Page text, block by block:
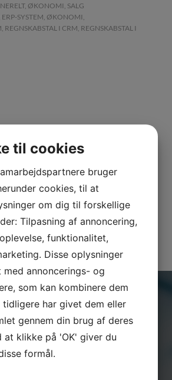
, ØKONOMI , SALG
ERP-SYSTEM, ØKONOMI ,
, REGNSKABSTAL I CRM, REGNSKABSTAL I
ét klik!
vælger mange SkyViewCRM
bedste CRM-platform til
rapportering.
end ringelister!
nå dit års budget. Vil du have overblik
system i løbet af få minutter?
FOR HJÆLP?
er du altid
at kontakte os.
til cookies
bruger
cookies, til at
om dig til forskellige
Tilpasning af annoncering,
funktionalitet,
Disse oplysninger
med annoncerings- og
som kan kombinere dem
tidligere har givet dem eller
gennem din brug af deres
at klikke på 'OK' giver du
formål.